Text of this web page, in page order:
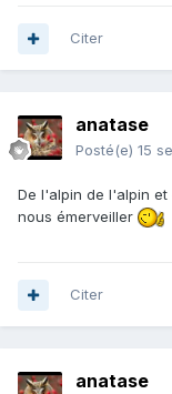
Citer
anatase
Posté(e) 15
De l'alpin de l'alpin
nous émerveiller
Citer
anatase